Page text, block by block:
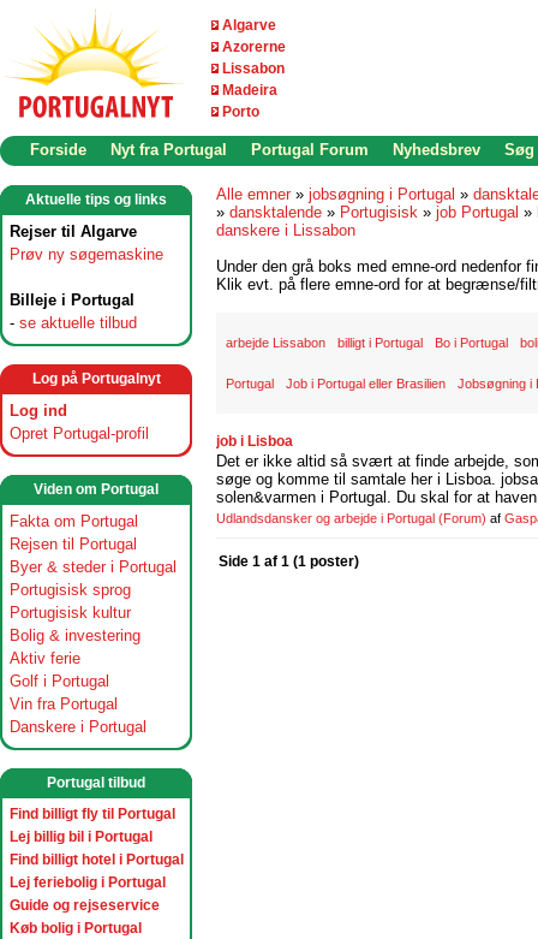
Algarve
Azorerne
Lissabon
Madeira
Porto
Forside Nyt fra Portugal Portugal Forum Nyhedsbrev Søg
Aktuelle tips og links
Rejser til Algarve
Prøv ny søgemaskine
Billeje i Portugal
- se aktuelle tilbud
Log på Portugalnyt
Log ind
Opret Portugal-profil
Viden om Portugal
Fakta om Portugal
Rejsen til Portugal
Byer & steder i Portugal
Portugisisk sprog
Portugisisk kultur
Bolig & investering
Aktiv ferie
Golf i Portugal
Vin fra Portugal
Danskere i Portugal
Portugal tilbud
Find billigt fly til Portugal
Lej billig bil i Portugal
Find billigt hotel i Portugal
Lej feriebolig i Portugal
Guide og rejseservice
Køb bolig i Portugal
Alle emner » jobsøgning i Portugal »
» dansktalende » Portugisisk » job Portugal »
danskere i Lissabon
Under den grå boks med emne-ord nedenfor
Klik evt. på flere emne-ord for at begrænse/
arbejde Lissabon billigt i Portugal Bo i Portugal
Portugal Job i Portugal eller Brasilien Jobsøgning i
job i Lisboa
Det er ikke altid så svært at finde arbejde,
søge og komme til samtale her i Lisboa.
solen&varmen i Portugal. Du skal for at
Udlandsdansker og arbejde i Portugal (Forum) af
Side 1 af 1 (1 poster)